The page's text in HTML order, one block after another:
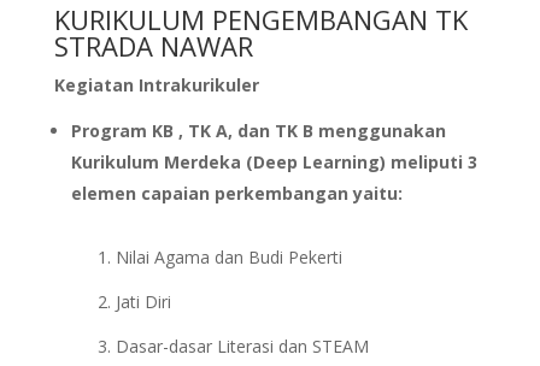
KURIKULUM PENGEMBANGAN TK
STRADA NAWAR
Kegiatan Intrakurikuler
Program KB , TK A, dan TK B menggunakan
Kurikulum Merdeka (Deep Learning) meliputi 3
elemen capaian perkembangan yaitu:
1. Nilai Agama dan Budi Pekerti
2. Jati Diri
3. Dasar-dasar Literasi dan STEAM